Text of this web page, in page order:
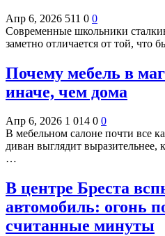
Апр 6, 2026 511 0 0
Современные школьники
заметно отличается от той, что
Почему мебель в
иначе, чем дома
Апр 6, 2026 1 014 0 0
В мебельном салоне почти все
диван выглядит
…
В центре Бреста
автомобиль: огонь
считанные минуты